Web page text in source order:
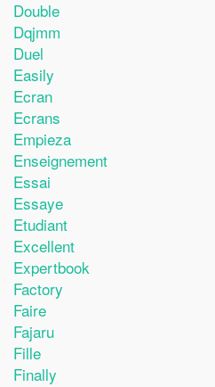
Double
Dqjmm
Duel
Easily
Ecran
Ecrans
Empieza
Enseignement
Essai
Essaye
Etudiant
Excellent
Expertbook
Factory
Faire
Fajaru
Fille
Finally